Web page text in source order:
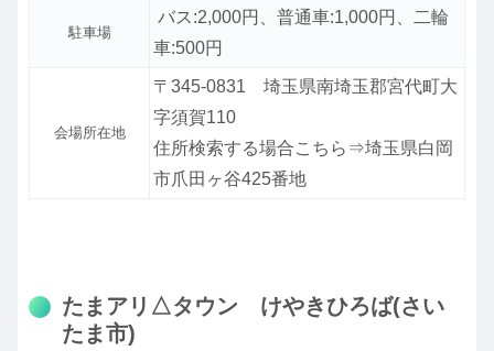
駐車場
バス:2,000円、普通車:1,000円、二輪
車:500円
会場所在地
〒345-0831 埼玉県南埼玉郡宮代町大
字須賀110
住所検索する場合こちら⇒埼玉県白岡
市爪田ヶ谷425番地
たまアリ△タウン けやきひろば(さい
たま市)